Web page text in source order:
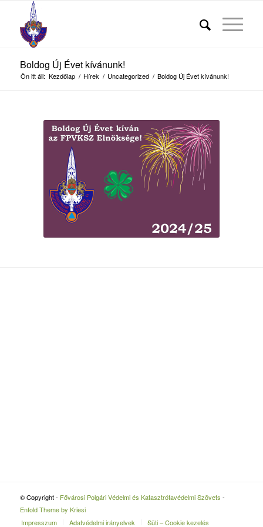
Boldog Új Évet kívánunk!
Ön itt áll: Kezdőlap / Hírek / Uncategorized / Boldog Új Évet kívánunk!
© Copyright - Fővárosi Polgári Védelmi és Katasztrófavédelmi Szövets -
Enfold Theme by Kriesi
Impresszum
Adatvédelmi irányelvek Süti – Cookie kezelés